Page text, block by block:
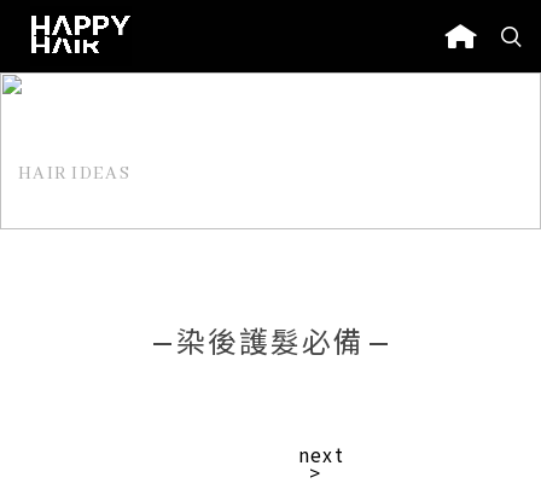
HAIR IDEAS
染後護髮必備
next
>